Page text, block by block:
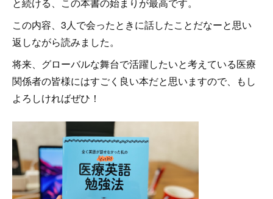
この内容、3人で会ったときに話したことだなーと思い
返しながら読みました。
将来、グローバルな舞台で活躍したいと考えている医療
関係者の皆様にはすごく良い本だと思いますので、もし
よろしければぜひ！